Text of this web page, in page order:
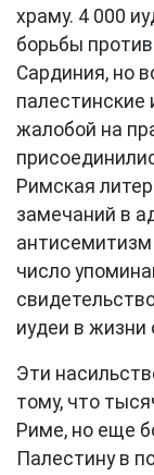
храму. 4 000
борьбы
Сардиния, но
палестинские
жалобой на
Римская
замечаний в
число
иудеи в жизни
Эти
тому, что
Риме, но еще
Палестину в